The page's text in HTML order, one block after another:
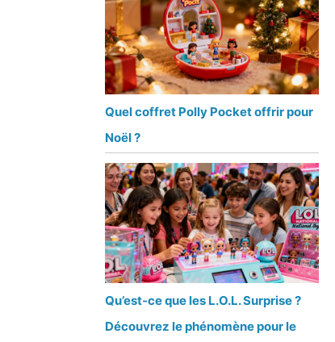
Quel coffret Polly Pocket offrir pour
Noël ?
Qu’est-ce que les L.O.L. Surprise ?
Découvrez le phénomène pour le